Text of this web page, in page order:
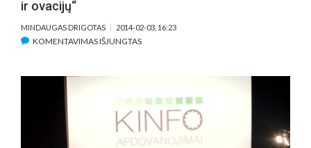
ir ovacijų“
MINDAUGAS DRIGOTAS 2014-02-03, 16:23
KOMENTAVIMAS IŠJUNGTASĮRAŠE
MARIUMI
IVAŠKEVIČIUMI:
„PO
FILMO